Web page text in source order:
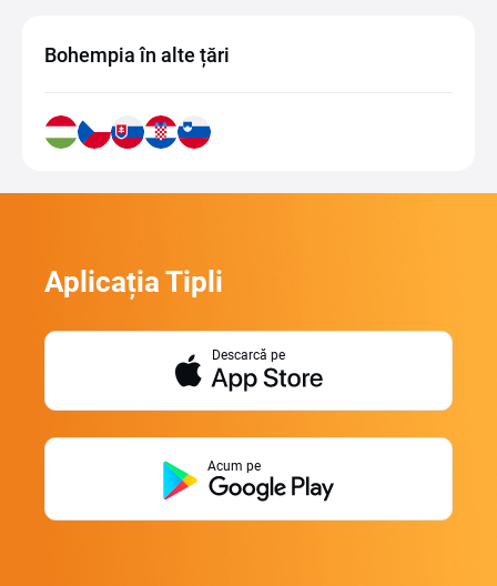
Bohempia în alte țări
Aplicația Tipli
Descarcă pe
Acum pe